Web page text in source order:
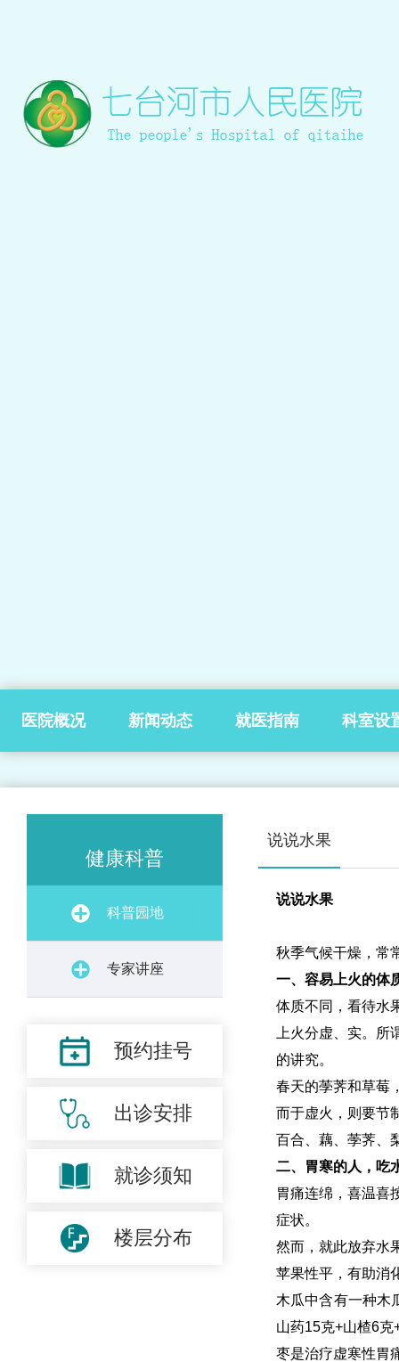
医院概况 新闻动态 就医指南 科室设
健康科普
科普园地
专家讲座
预约挂号
出诊安排
就诊须知
楼层分布
说说水果
说说水果
秋季气候干燥，常
一、容易上火的体
体质不同，看待水
上火分虚、实。
的讲究。
春天的荸荠和草莓
而于虚火，则要节
百合、藕、荸荠、
二、胃寒的人，吃
胃痛连绵，喜温喜
症状。
然而，就此放弃水
苹果性平，有助消
木瓜中含有一种木
山药15克+山楂6
枣是治疗虚寒性胃